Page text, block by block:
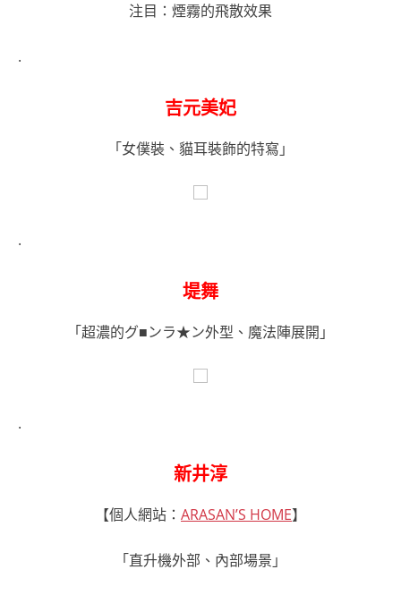
注目：煙霧的飛散效果
.
吉元美妃
「女僕裝、貓耳裝飾的特寫」
.
堤舞
「超濃的グ■ンラ★ン外型、魔法陣展開」
.
新井淳
【個人網站： ARASAN’S HOME】
「直升機外部、內部場景」